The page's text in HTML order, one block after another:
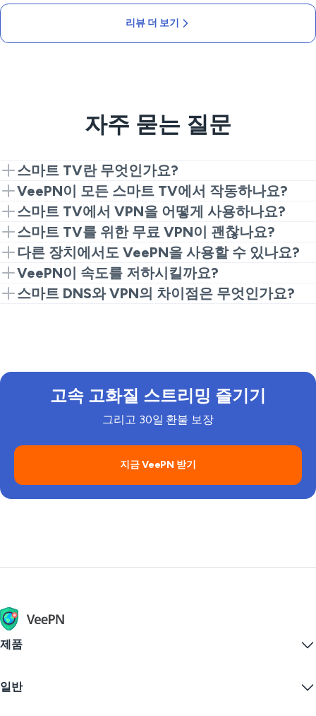
리뷰 더 보기
자주 묻는 질문
스마트 TV란 무엇인가요?
인터넷이 가능한 TV 세트로, 주문형 스트리밍 미디어에
접근할 수 있습니다. 스마트 TV는 Samsung, Sony, LG,
Panasonic과 같은 주요 제조업체에서 사용 가능합니다.
VeePN이 모든 스마트 TV에서 작동하나요?
물론입니다. Amazon Fire TV 및 Android TV는 VPN을
지원하므로 VeePN 앱을 다운로드하고 즉시 사용할 수
있습니다. VPN을 원래 지원하지 않는 스마트 TV에도 연
결할 수 있습니다. 그저 라우터에 VeePN을 설치하기만
하면 됩니다.여기서 방법을 배우세요.
스마트 TV에서 VPN을 어떻게 사용하나요?
스마트 TV에서 VeePN을 설정하는 두 가지 방법이 있습
니다:
우리의 VPN 앱을 다운로드하여: 적합한 구독 플
랜을여기서선택하고, Smart TV의 Google Play
공합니다. 이제 순조로운 스트리밍을 즐기세요!
라우터에 VPN 설치하기: 이렇게 하면 TV를 포함
결이 적용됩니다. VeePN 설정 방법에 대한
드를확인하세요 - 단계별로 안내해 드립니다.
스마트 TV를 위한 무료 VPN이 괜찮나요?
그렇지 않습니다.무료 VPN의 “무료”라는 말에 신경 쓰
지 마세요 — 여전히 비용이 듭니다. 사실, 제한된 보호
및 개인 정보 보호에 대해 지불하게 될 것입니다. 무료
VPN 제공업체는 수익을 얻기 위해 귀하의 활동을 기록
다른 장치에서도 VeePN을 사용할 수 있나요?
물론 가능합니다. VeePN은 동일한 구독을 사용하여 최
대 10개의 장치를 동시에 연결할 수 있습니다. VeePN은
가장 인기 있는 플랫폼, 운영 체제 및 장치와 호환됩니
VeePN이 속도를 저하시킬까요?
그렇지 않습니다 — VeePN의 광범위한 고속 서버 네트
스마트 DNS와 VPN의 차이점은 무엇인가요?
자세히 알아보세요.
고속 고화질 스트리밍 즐기기
그리고 30일 환불 보장
지금 VeePN 받기
제품
VPN for macOS
일반